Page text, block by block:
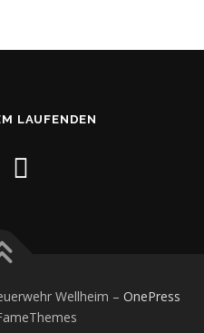
LAUFENDEN
Wellheim – OnePress